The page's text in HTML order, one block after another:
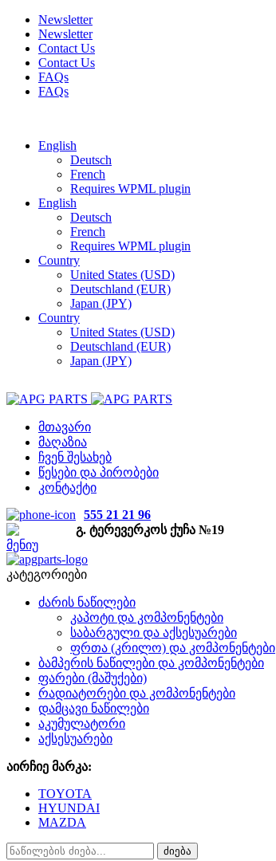
Newsletter
Newsletter
Contact Us
Contact Us
FAQs
FAQs
English
Deutsch
French
Requires WPML plugin
English
Deutsch
French
Requires WPML plugin
Country
United States (USD)
Deutschland (EUR)
Japan (JPY)
Country
United States (USD)
Deutschland (EUR)
Japan (JPY)
მთავარი
მაღაზია
ჩვენ შესახებ
წესები და პირობები
კონტაქტი
555 21 21 96
გ. ტერევერკოს ქუჩა №19
მენიუ
კატეგორიები
ძარის ნაწილები
კაპოტი და კომპონენტები
საბარგული და აქსესუარები
ფრთა (კრილო) და კომპონენტები
ბამპერის ნაწილები და კომპონენტები
ფარები (მაშუქები)
რადიატორები და კომპონენტები
დამცავი ნაწილები
აკუმულატორი
აქსესუარები
აირჩიე მარკა:
TOYOTA
HYUNDAI
MAZDA
ძიება